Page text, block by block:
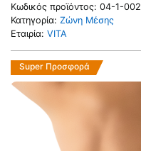
Κωδικός προϊόντος: 04-1-002
Κατηγορία: Ζώνη Μέσης
Εταιρία: VITA
Super Προσφορά